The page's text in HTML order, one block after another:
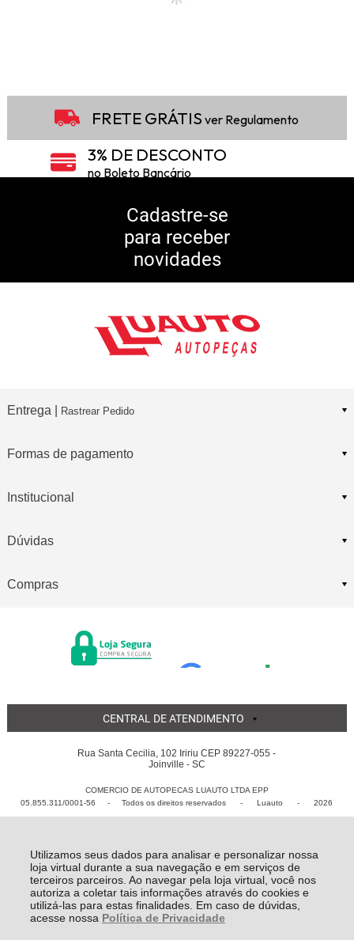
Utilizamos seus dados para analisar e personalizar nossa
loja virtual durante a sua navegação e em serviços de
terceiros parceiros. Ao navegar pela loja virtual, você nos
autoriza a coletar tais informações através do cookies e
utilizá-las para estas finalidades. Em caso de dúvidas,
acesse nossa Política de Privacidade
FRETE GRÁTIS ver Regulamento
3% DE DESCONTO
no Boleto Bancário
5% DE DESCONTO
10% DE CASHBACK
Consulte Regulamento
Cadastre-se
para receber
novidades
Entrega | Rastrear Pedido
Formas de pagamento
Institucional
Dúvidas
Compras
CENTRAL DE ATENDIMENTO
Rua Santa Cecilia, 102 Iririu CEP 89227-055 -
Joinville - SC
COMERCIO DE AUTOPECAS LUAUTO LTDA EPP
05.855.311/0001-56 - Todos os direitos reservados
- Luauto - 2026